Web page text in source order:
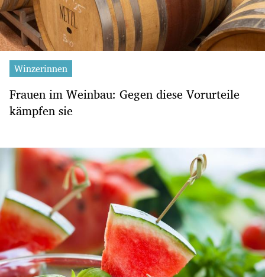
Winzerinnen
Frauen im Weinbau: Gegen diese Vorurteile
kämpfen sie